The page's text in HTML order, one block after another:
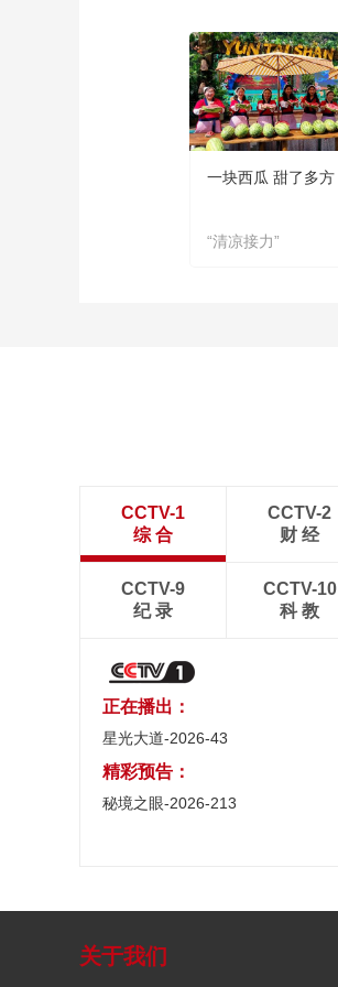
一块西瓜 甜了多方
“清凉接力”
CCTV-1
综 合
CCTV-2
财 经
CCTV-9
纪 录
CCTV-10
科 教
正在播出：
星光大道-2026-43
精彩预告：
秘境之眼-2026-213
关于我们